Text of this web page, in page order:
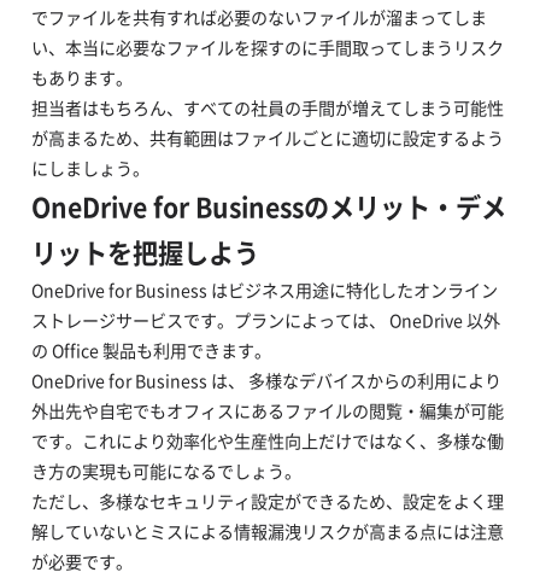
でファイルを共有すれば必要のないファイルが溜まってしま
い、本当に必要なファイルを探すのに手間取ってしまうリスク
もあります。
担当者はもちろん、すべての社員の手間が増えてしまう可能性
が高まるため、共有範囲はファイルごとに適切に設定するよう
にしましょう。
OneDrive for Businessのメリット・デメ
リットを把握しよう
OneDrive for Business はビジネス用途に特化したオンライン
ストレージサービスです。プランによっては、 OneDrive 以外
の Office 製品も利用できます。
OneDrive for Business は、 多様なデバイスからの利用により
外出先や自宅でもオフィスにあるファイルの閲覧・編集が可能
です。これにより効率化や生産性向上だけではなく、多様な働
き方の実現も可能になるでしょう。
ただし、多様なセキュリティ設定ができるため、設定をよく理
解していないとミスによる情報漏洩リスクが高まる点には注意
が必要です。